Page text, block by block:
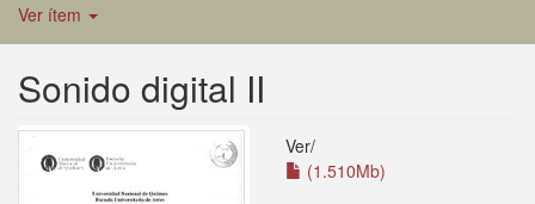
Ver ítem
Sonido digital II
Ver/
(1.510Mb)